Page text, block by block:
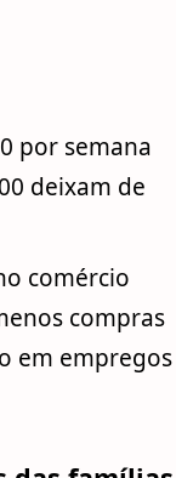
por semana
deixam de
comércio
compras
em empregos